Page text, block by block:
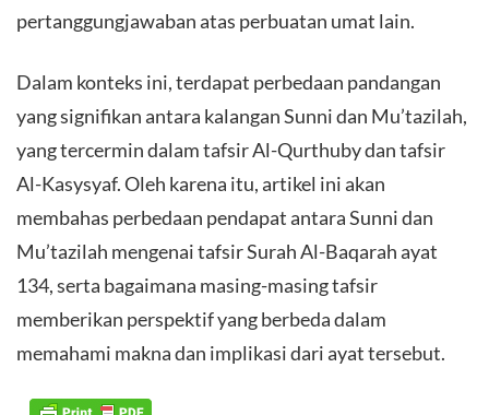
pertanggungjawaban atas perbuatan umat lain.
Dalam konteks ini, terdapat perbedaan pandangan
yang signifikan antara kalangan Sunni dan Mu’tazilah,
yang tercermin dalam tafsir Al-Qurthuby dan tafsir
Al-Kasysyaf. Oleh karena itu, artikel ini akan
membahas perbedaan pendapat antara Sunni dan
Mu’tazilah mengenai tafsir Surah Al-Baqarah ayat
134, serta bagaimana masing-masing tafsir
memberikan perspektif yang berbeda dalam
memahami makna dan implikasi dari ayat tersebut.